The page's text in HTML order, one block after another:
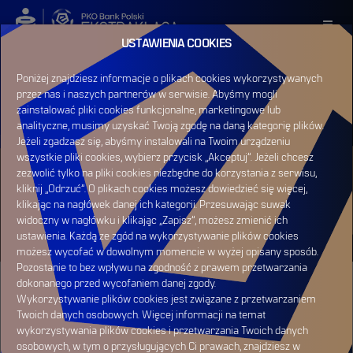
ZALOGUJ SIĘ
ZAREJESTRUJ SIĘ
HOME KLASYFIKACJE
KLASYFIKACJA KLUBOWA - KORONA
KIELCE
USTAWIENIA COOKIES
Poniżej znajdziesz informacje o plikach cookies wykorzystywanych
przez nas i naszych partnerów w serwisie. Abyśmy mogli
zainstalować pliki cookies funkcjonalne, marketingowe lub
analityczne, musimy uzyskać Twoją zgodę na daną kategorię plików.
Jeżeli zgadzasz się, abyśmy instalowali na Twoim urządzeniu
wszystkie pliki cookies, wybierz przycisk „Akceptuj”. Jeżeli chcesz
zezwolić tylko na pliki cookies niezbędne do korzystania z serwisu,
kliknij „Odrzuć”. O plikach cookies możesz dowiedzieć się więcej,
klikając na nagłówek danej ich kategorii. Przesuwając suwak
widoczny w nagłówku i klikając „Zapisz”, możesz zmienić ich
ustawienia. Każdą ze zgód na wykorzystywanie plików cookies
możesz wycofać w dowolnym momencie w wyżej opisany sposób.
Pozostanie to bez wpływu na zgodność z prawem przetwarzania
dokonanego przed wycofaniem danej zgody.
Wykorzystywanie plików cookies jest związane z przetwarzaniem
Twoich danych osobowych. Więcej informacji na temat
wykorzystywania plików cookies i przetwarzania Twoich danych
osobowych, w tym o przysługujących Ci prawach, znajdziesz w